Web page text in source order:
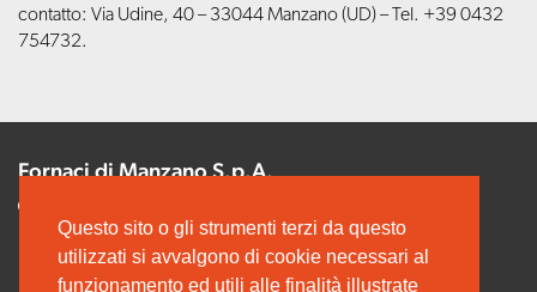
Questo sito o gli strumenti terzi da questo
utilizzati si avvalgono di cookie necessari al
funzionamento ed utili alle finalità illustrate
contatto: Via Udine, 40 – 33044 Manzano (UD) – Tel. +39 0432
754732.
Fornaci di Manzano S.p.A.
33044 MANZANO (UD)
C.F. e P.IVA 00165000308